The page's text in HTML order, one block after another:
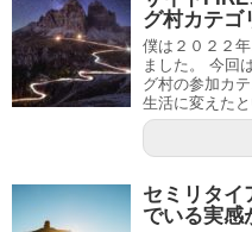
グ村カテゴ
僕は２０２２
ました。 今回
グ村の参加カ
生活に変えたと
セミリタイ
でいる実感